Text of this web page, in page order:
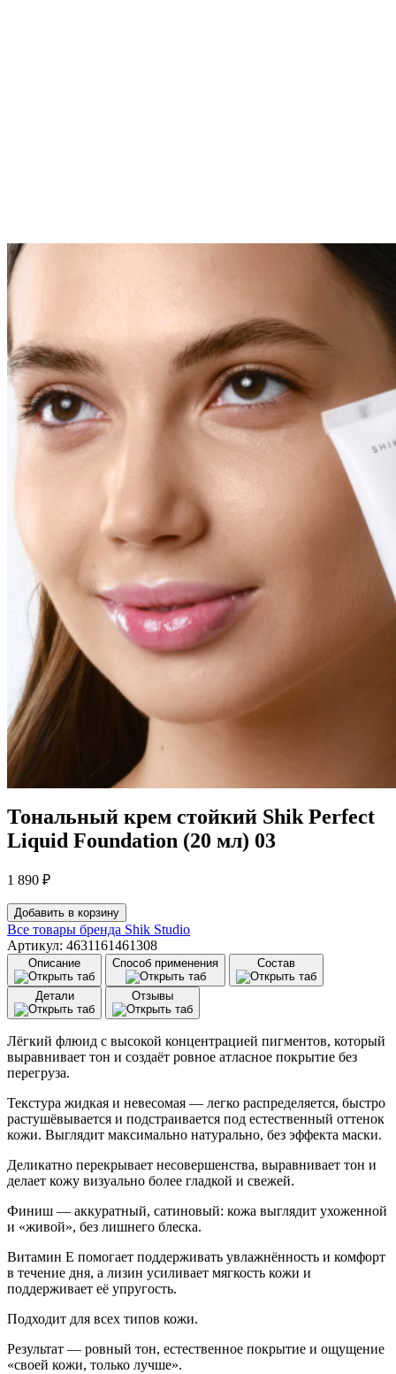
Тональный крем стойкий Shik Perfect
Liquid Foundation (20 мл) 03
1 890 ₽
Количество
товара
Тональный
крем
стойкий
Shik
Perfect
Liquid
Foundation
(20
мл)
Добавить в корзину
Все товары бренда Shik Studio
Артикул: 4631161461308
Описание Способ применения Состав
Детали Отзывы
Лёгкий флюид с высокой концентрацией пигментов, который
выравнивает тон и создаёт ровное атласное покрытие без
перегруза.
Текстура жидкая и невесомая — легко распределяется, быстро
растушёвывается и подстраивается под естественный оттенок
кожи. Выглядит максимально натурально, без эффекта маски.
Деликатно перекрывает несовершенства, выравнивает тон и
делает кожу визуально более гладкой и свежей.
Финиш — аккуратный, сатиновый: кожа выглядит ухоженной
и «живой», без лишнего блеска.
Витамин Е помогает поддерживать увлажнённость и комфорт
в течение дня, а лизин усиливает мягкость кожи и
поддерживает её упругость.
Подходит для всех типов кожи.
Результат — ровный тон, естественное покрытие и ощущение
«своей кожи, только лучше».